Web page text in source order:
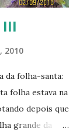
2010
da folha-santa:
folha estava na
depois que
grande da